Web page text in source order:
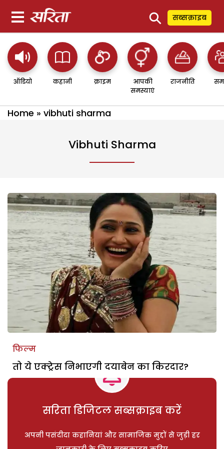
⚲ सब्सक्राइब
ऑडियो कहानी क्राइम
आपकी
समस्याएं
राजनीति
Home » vibhuti sharma
Vibhuti Sharma
फिल्म
तो ये एक्ट्रेस निभाएगी दयाबेन का किरदार?
सरिता डिजिटल सब्सक्राइब करें
अपनी पसंदीदा कहानियां और सामाजिक मुद्दों से जुड़ी हर